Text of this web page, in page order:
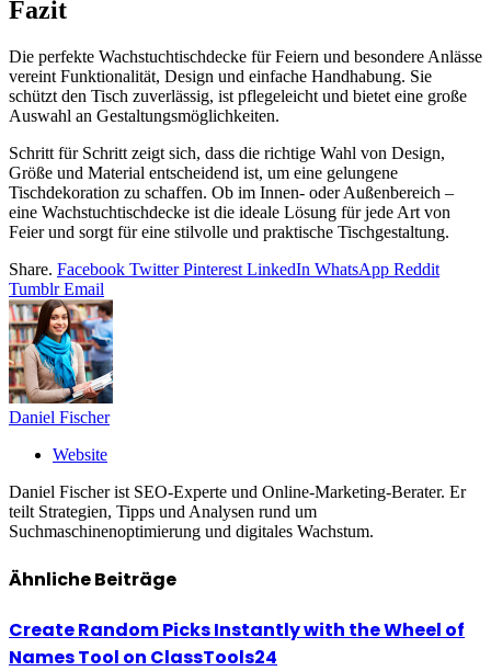
Fazit
Die perfekte Wachstuchtischdecke für Feiern und besondere Anlässe
vereint Funktionalität, Design und einfache Handhabung. Sie
schützt den Tisch zuverlässig, ist pflegeleicht und bietet eine große
Auswahl an Gestaltungsmöglichkeiten.
Schritt für Schritt zeigt sich, dass die richtige Wahl von Design,
Größe und Material entscheidend ist, um eine gelungene
Tischdekoration zu schaffen. Ob im Innen- oder Außenbereich –
eine Wachstuchtischdecke ist die ideale Lösung für jede Art von
Feier und sorgt für eine stilvolle und praktische Tischgestaltung.
Share. Facebook Twitter Pinterest LinkedIn WhatsApp Reddit
Tumblr Email
Daniel Fischer
Website
Daniel Fischer ist SEO-Experte und Online-Marketing-Berater. Er
teilt Strategien, Tipps und Analysen rund um
Suchmaschinenoptimierung und digitales Wachstum.
ÄhnlicheBeiträge
Create Random Picks Instantly with the Wheel of
Names Tool on ClassTools24